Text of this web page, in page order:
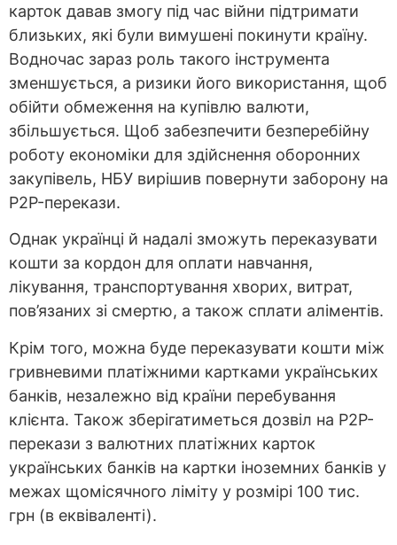
карток давав змогу під час війни підтримати
близьких, які були вимушені покинути країну.
Водночас зараз роль такого інструмента
зменшується, а ризики його використання, щоб
обійти обмеження на купівлю валюти,
збільшується. Щоб забезпечити безперебійну
роботу економіки для здійснення оборонних
закупівель, НБУ вирішив повернути заборону на
P2P-перекази.
Однак українці й надалі зможуть переказувати
кошти за кордон для оплати навчання,
лікування, транспортування хворих, витрат,
пов’язаних зі смертю, а також сплати аліментів.
Крім того, можна буде переказувати кошти між
гривневими платіжними картками українських
банків, незалежно від країни перебування
клієнта. Також зберігатиметься дозвіл на Р2Р-
перекази з валютних платіжних карток
українських банків на картки іноземних банків у
межах щомісячного ліміту у розмірі 100 тис.
грн (в еквіваленті).